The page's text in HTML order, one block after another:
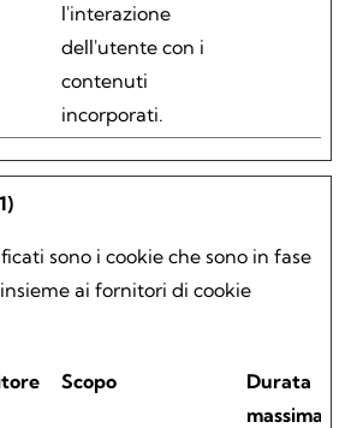
l'interazione
dell'utente con i
contenuti
incorporati.
sono i cookie che sono in fase
ai fornitori di cookie
Scopo
Durata
massima